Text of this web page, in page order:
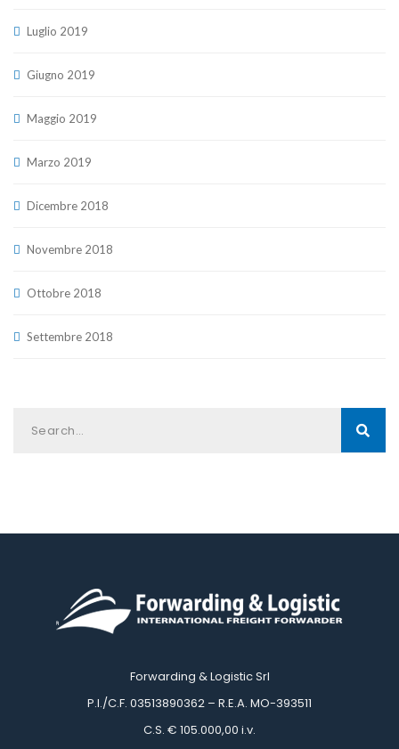
Luglio 2019
Giugno 2019
Maggio 2019
Marzo 2019
Dicembre 2018
Novembre 2018
Ottobre 2018
Settembre 2018
Forwarding & Logistic Srl
P.I./C.F. 03513890362 – R.E.A. MO-393511
C.S. € 105.000,00 i.v.